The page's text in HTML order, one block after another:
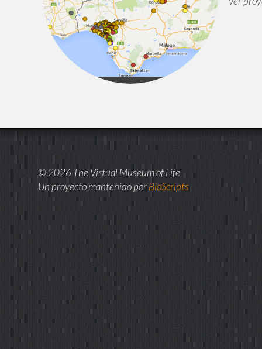
© 2026 The Virtual Museum of Life
Un proyecto mantenido porBioScripts